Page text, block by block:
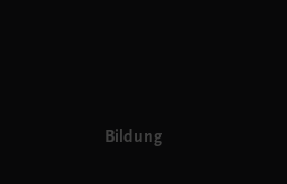
Bildung